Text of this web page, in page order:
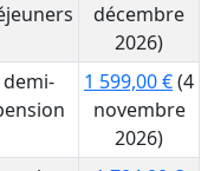
décembre
2026)
demi-
1 599,00 €(4
novembre
2026)